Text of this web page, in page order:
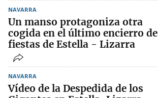
NAVARRA
Un manso protagoniza otra
cogida en el último encierro de
fiestas de Estella - Lizarra
NAVARRA
Vídeo de la Despedida de los